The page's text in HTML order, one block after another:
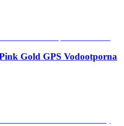
Gold GPS Vodootporna